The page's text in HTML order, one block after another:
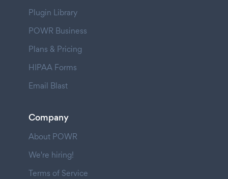
Plugin Library
POWR Business
Plans & Pricing
HIPAA Forms
Email Blast
Company
About POWR
We're hiring!
Terms of Service